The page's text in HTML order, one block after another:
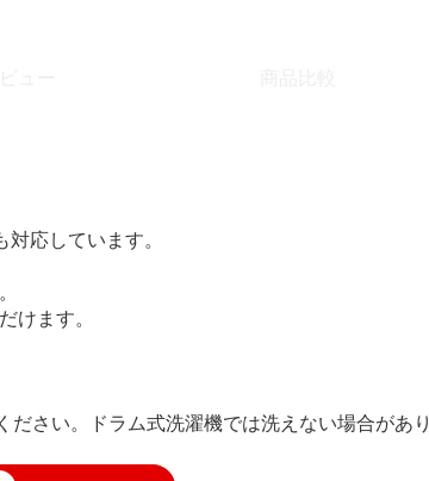
応しています。
けます。
さい。ドラム式洗濯機では洗えない場合があり